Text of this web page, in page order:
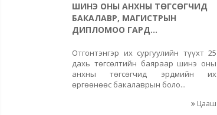
ШИНЭ ОНЫ АНХНЫ ТӨГСӨГЧИД
БАКАЛАВР, МАГИСТРЫН
ДИПЛОМОО ГАРД...
Отгонтэнгэр их сургуулийн түүхт 25
дахь төгсөлтийн баяраар шинэ оны
анхны төгсөгчид эрдмийн их
өргөөнөөс бакалаврын боло...
Цааш